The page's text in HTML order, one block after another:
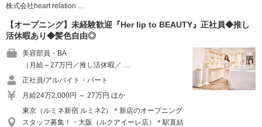
株式会社heart relation …
【オープニング】未経験歓迎『Her lip to BEAUTY』正社員◆推し
活休暇あり◆髪色自由◎
美容部員・BA
（月給～27万円／推し活休暇／ …
正社員/アルバイト・パート
月給24万2,000円 ～ 27万円 ほか
東京（ルミネ新宿 ルミネ2）＊新店のオープニング
スタッフ募集！・大阪（ルクアイーレ店）＊駅直結